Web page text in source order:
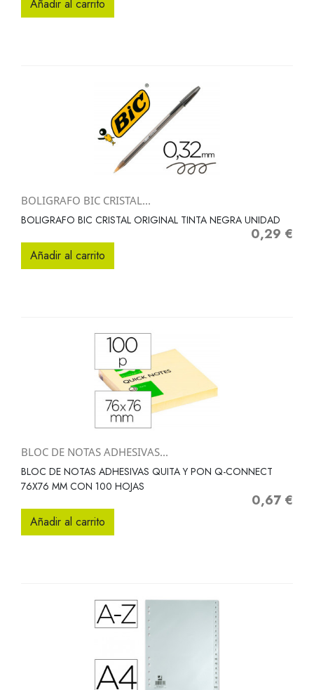
Añadir al carrito
BOLIGRAFO BIC CRISTAL...
BOLIGRAFO BIC CRISTAL ORIGINAL TINTA NEGRA UNIDAD
Precio
0,29 €
Añadir al carrito
BLOC DE NOTAS ADHESIVAS...
BLOC DE NOTAS ADHESIVAS QUITA Y PON Q-CONNECT
76X76 MM CON 100 HOJAS
Precio
0,67 €
Añadir al carrito